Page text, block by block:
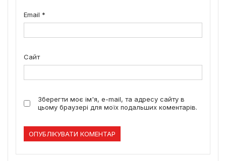
Email *
Сайт
Зберегти моє ім'я, e-mail, та адресу сайту в
цьому браузері для моїх подальших коментарів.